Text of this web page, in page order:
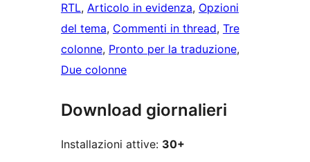
RTL, Articolo in evidenza, Opzioni
del tema, Commenti in thread, Tre
colonne, Pronto per la traduzione
Due colonne
Download giornalieri
Installazioni attive: 30+